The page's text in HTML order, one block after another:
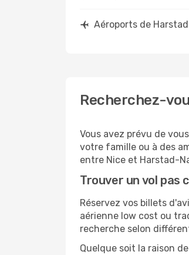
Aéroports de
Recherchez-
Vous avez prévu de
votre famille ou à des
entre Nice et Harstad-
Trouver un vol pas
Réservez vos billets
aérienne low cost ou
recherche selon
Quelque soit la raison